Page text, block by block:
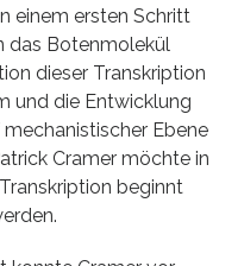
einem ersten Schritt
das Botenmolekül
dieser Transkription
und die Entwicklung
Ebene
Cramer möchte in
beginnt